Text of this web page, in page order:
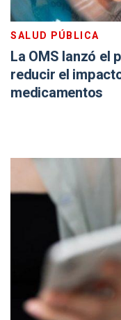
SALUD PÚBLICA
La OMS lanzó el
reducir el
medicamentos